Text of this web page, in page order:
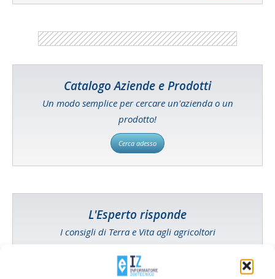
Catalogo Aziende e Prodotti
Un modo semplice per cercare un'azienda o un
prodotto!
Cerca adesso
L'Esperto risponde
I consigli di Terra e Vita agli agricoltori
Cerca adesso